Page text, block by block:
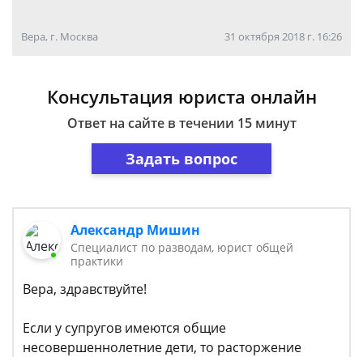
Вера, г. Москва 31 октября 2018 г. 16:26
Консультация юриста онлайн
Ответ на сайте в течении 15 минут
Задать вопрос
Александр Мишин
Специалист по разводам, юрист общей
практики
Вера, здравствуйте!
Если у супругов имеются общие
несовершеннолетние дети, то расторжение